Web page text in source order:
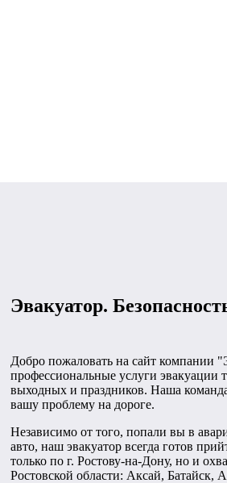
Эвакуатор.
Добро пожаловать на сайт компании
профессиональные услуги эвакуации
выходных и праздников. Наша
вашу проблему на дороге.
Независимо от того, попали вы в
авто, наш эвакуатор всегда готов
только по г. Ростову-на-Дону, но и
Ростовской области: Аксай, Батайск,